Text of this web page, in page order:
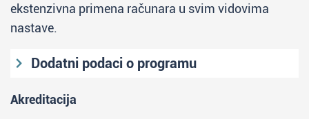
ekstenzivna primena računara u svim vidovima
nastave.
Dodatni podaci o programu
Akreditacija